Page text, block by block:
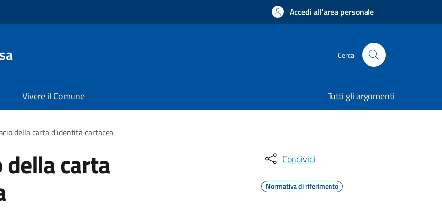
Accedi all'area personale
Cerca
Vivere il Comune Tutti gli argomenti
della carta d'identità cartacea
della carta Condividi
Normativa di riferimento